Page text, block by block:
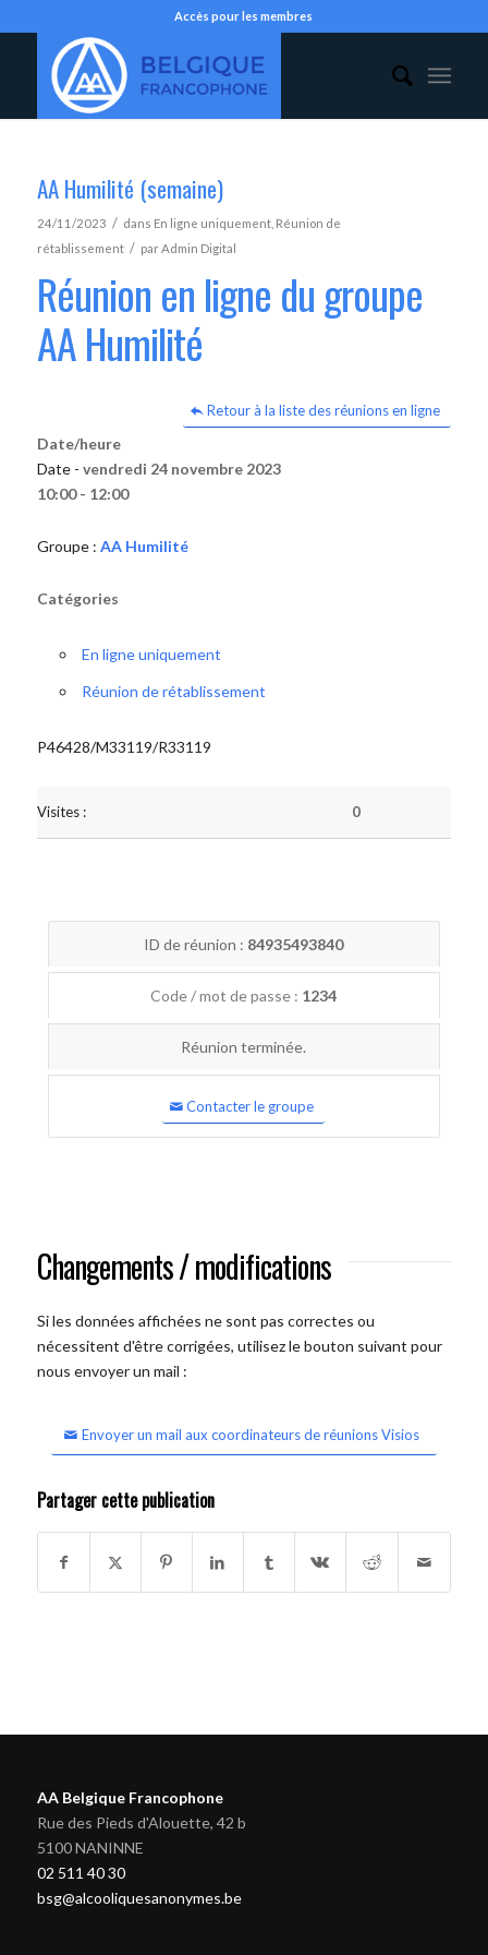
Accès pour les membres
AA Humilité (semaine)
24/11/2023 / dans En ligne uniquement, Réunion de
rétablissement / parAdmin Digital
Réunion en ligne du groupe
AA Humilité
Retour à la liste des réunions en ligne
Date/heure
Date - vendredi 24 novembre 2023
10:00 - 12:00
Groupe : AA Humilité
Catégories
En ligne uniquement
Réunion de rétablissement
P46428/M33119/R33119
Visites : 0
ID de réunion : 84935493840
Code / mot de passe : 1234
Réunion terminée.
Contacter le groupe
Changements / modifications
Si les données affichées ne sont pas correctes ou
nécessitent d'être corrigées, utilisez le bouton suivant pour
nous envoyer un mail :
Envoyer un mail aux coordinateurs de réunions Visios
Partager cette publication
AA Belgique Francophone
Rue des Pieds d'Alouette, 42 b
5100 NANINNE
02 511 40 30
bsg@alcooliquesanonymes.be